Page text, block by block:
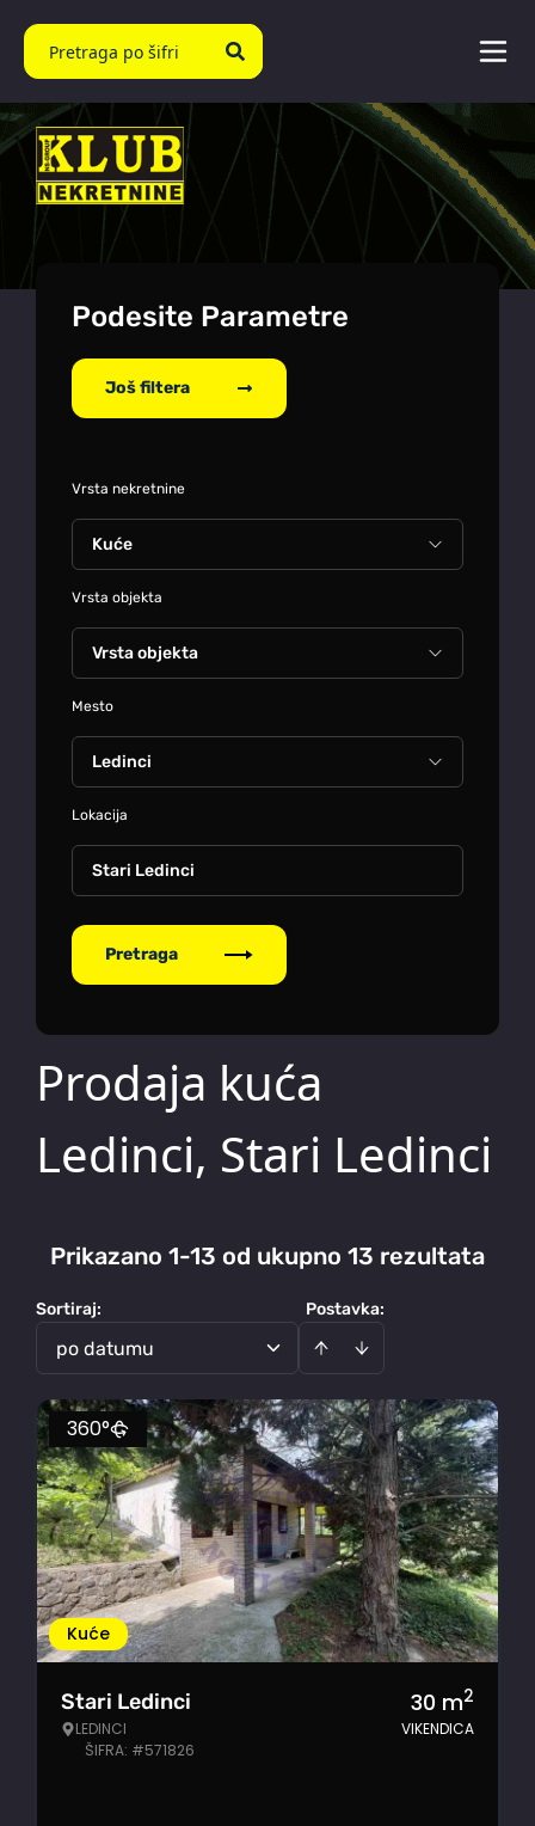
Podesite Parametre
Još filtera
Vrsta nekretnine
Vrsta objekta
Mesto
Lokacija
Stari Ledinci
Pretraga
Prodaja kuća
Ledinci, Stari Ledinci
Prikazano 1-13 od ukupno 13 rezultata
Postavka:
Sortiraj:
po datumu
Kuće
360°
Stari Ledinci
LEDINCI
ŠIFRA: #571826
30 m2
VIKENDICA